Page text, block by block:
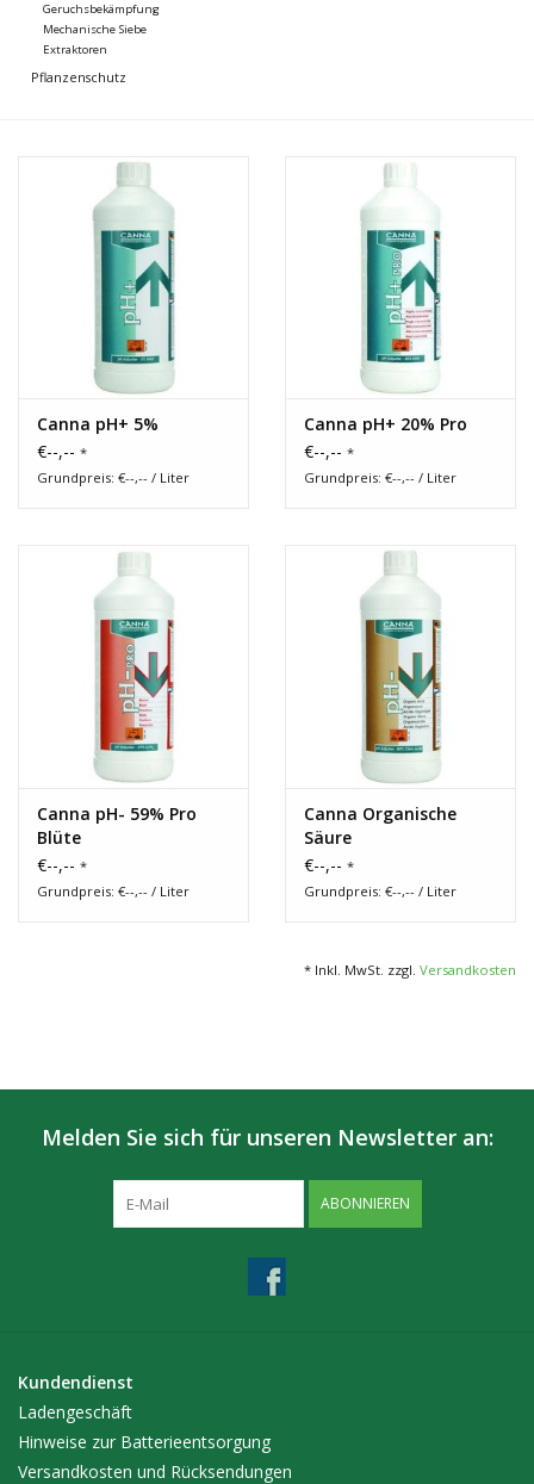
Geruchsbekämpfung
Mechanische Siebe
Extraktoren
Pflanzenschutz
Canna pH+ 5%
€--,-- *
Grundpreis: €--,-- / Liter
Canna pH+ 20% Pro
€--,-- *
Grundpreis: €--,-- / Liter
Canna pH- 59% Pro
Blüte
€--,-- *
Grundpreis: €--,-- / Liter
Canna Organische
Säure
€--,-- *
Grundpreis: €--,-- / Liter
* Inkl. MwSt. zzgl. Versandkosten
Melden Sie sich für unseren Newsletter an:
ABONNIEREN
Kundendienst
Ladengeschäft
Hinweise zur Batterieentsorgung
Versandkosten und Rücksendungen